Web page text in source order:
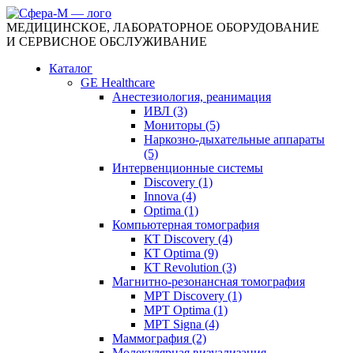
МЕДИЦИНСКОЕ, ЛАБОРАТОРНОЕ ОБОРУДОВАНИЕ
И СЕРВИСНОЕ ОБСЛУЖИВАНИЕ
Каталог
GE Healthcare
Анестезиология, реанимация
ИВЛ (3)
Мониторы (5)
Наркозно-дыхательные аппараты
(5)
Интервенционные системы
Discovery (1)
Innova (4)
Optima (1)
Компьютерная томография
КТ Discovery (4)
КТ Optima (9)
КТ Revolution (3)
Магнитно-резонансная томография
МРТ Discovery (1)
МРТ Optima (1)
МРТ Signa (4)
Маммография (2)